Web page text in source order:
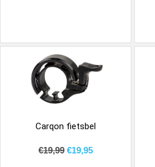
Carqon fietsbel
€19,99 €19,95